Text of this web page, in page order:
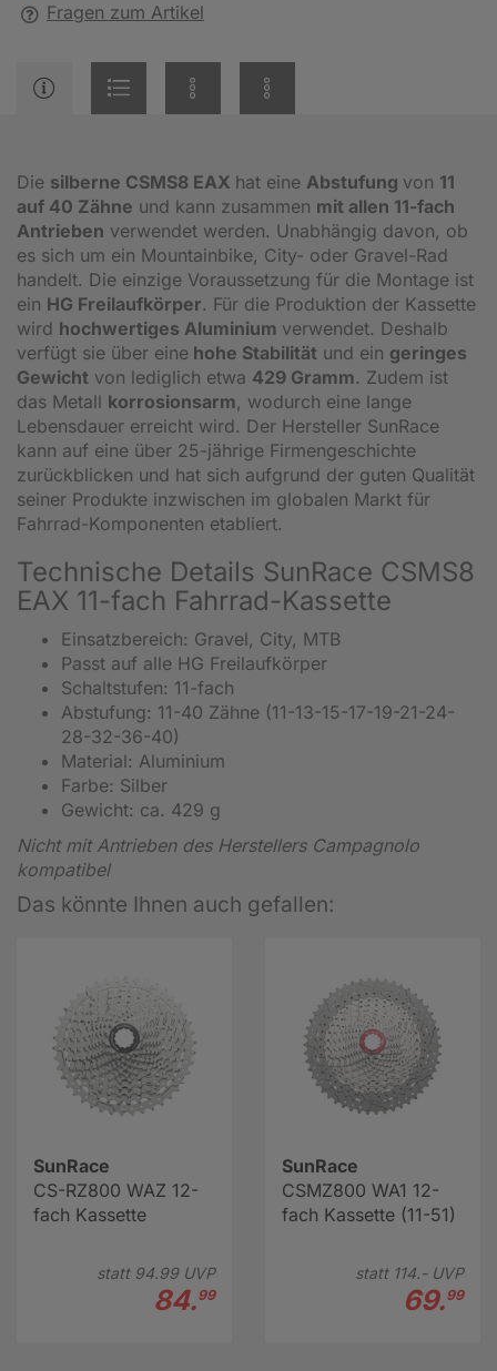
Fragen zum Artikel
Die silberne CSMS8 EAX hat eine Abstufung von 11
auf 40 Zähne und kann zusammen mit allen 11-fach
Antrieben verwendet werden. Unabhängig davon, ob
es sich um ein Mountainbike, City- oder Gravel-Rad
handelt. Die einzige Voraussetzung für die Montage ist
ein HG Freilaufkörper. Für die Produktion der Kassette
wird hochwertiges Aluminium verwendet. Deshalb
verfügt sie über eine hohe Stabilität und ein geringes
Gewicht von lediglich etwa 429 Gramm. Zudem ist
das Metall korrosionsarm, wodurch eine lange
Lebensdauer erreicht wird. Der Hersteller SunRace
kann auf eine über 25-jährige Firmengeschichte
zurückblicken und hat sich aufgrund der guten Qualität
seiner Produkte inzwischen im globalen Markt für
Fahrrad-Komponenten etabliert.
Technische Details SunRace CSMS8
EAX 11-fach Fahrrad-Kassette
Einsatzbereich: Gravel, City, MTB
Passt auf alle HG Freilaufkörper
Schaltstufen: 11-fach
Abstufung: 11-40 Zähne (11-13-15-17-19-21-24-
28-32-36-40)
Material: Aluminium
Farbe: Silber
Gewicht: ca. 429 g
Nicht mit Antrieben des Herstellers Campagnolo
kompatibel
Das könnte Ihnen auch gefallen:
SunRace
CS-RZ800 WAZ 12-
fach Kassette
statt 94.99UVP
84.99
SunRace
CSMZ800 WA1 12-
fach Kassette (11-51)
statt 114.-UVP
69.99